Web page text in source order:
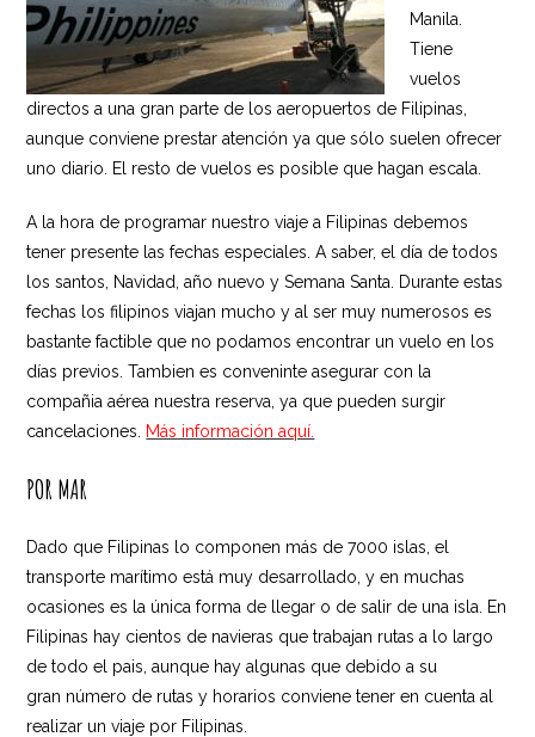
Manila.
Tiene
vuelos
directos a una gran parte de los aeropuertos de Filipinas,
aunque conviene prestar atención ya que sólo suelen ofrecer
uno diario. El resto de vuelos es posible que hagan escala.
A la hora de programar nuestro viaje a Filipinas debemos
tener presente las fechas especiales. A saber, el día de todos
los santos, Navidad, año nuevo y Semana Santa. Durante estas
fechas los filipinos viajan mucho y al ser muy numerosos es
bastante factible que no podamos encontrar un vuelo en los
días previos. Tambien es conveninte asegurar con la
compañia aérea nuestra reserva, ya que pueden surgir
cancelaciones. Más información aquí.
POR MAR
Dado que Filipinas lo componen más de 7000 islas, el
transporte marítimo está muy desarrollado, y en muchas
ocasiones es la única forma de llegar o de salir de una isla. En
Filipinas hay cientos de navieras que trabajan rutas a lo largo
de todo el pais, aunque hay algunas que debido a su
gran número de rutas y horarios conviene tener en cuenta al
realizar un viaje por Filipinas.